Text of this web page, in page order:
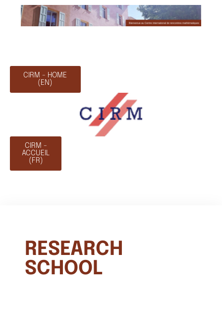
CIRM - HOME
(EN)
CIRM -
ACCUEIL
(FR)
RESEARCH
SCHOOL